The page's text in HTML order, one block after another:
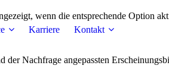
Karriere Kontakt
wenn die entsprechende Option
Nachfrage angepassten